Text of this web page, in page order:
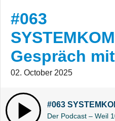
#063
Gespräch
02. October 2025
Der Podcast – Weil